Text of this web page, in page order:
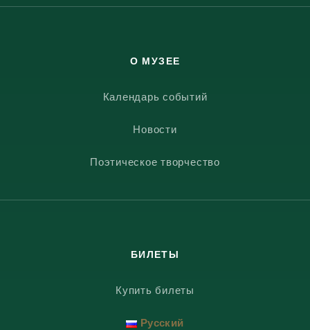
О МУЗЕЕ
Календарь событий
Новости
Поэтическое творчество
БИЛЕТЫ
Купить билеты
Русский